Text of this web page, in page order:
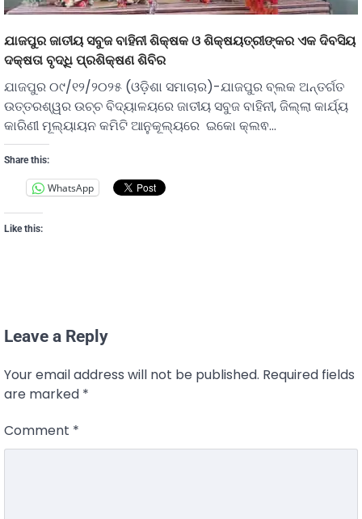
ଯାଜପୁର ଜାତୀୟ ସବୁଜ ବାହିନୀ ଶିକ୍ଷକ ଓ ଶିକ୍ଷୟତ୍ରୀଙ୍କର ଏକ ଦିବସିୟ
ଦକ୍ଷତା ବୃଦ୍ଧି ପ୍ରଶିକ୍ଷଣ ଶିବିର
ଯାଜପୁର ୦୯/୧୨/୨୦୨୫ (ଓଡ଼ିଶା ସମାଚାର)-ଯାଜପୁର ବ୍ଲକ ଅନ୍ତର୍ଗତ
ଉତ୍ତରଶ୍ୱର ଉଚ୍ଚ ବିଦ୍ୟାଳୟରେ ଜାତୀୟ ସବୁଜ ବାହିନୀ, ଜିଲ୍ଲା କାର୍ଯ୍ୟ
କାରିଣୀ ମୂଲ୍ୟାୟନ କମିଟି ଆନୁକୂଲ୍ୟରେ ଇକୋ କ୍ଲଵ…
Share this:
WhatsApp
Like this:
Leave a Reply
Your email address will not be published. Required fields
are marked *
Comment *